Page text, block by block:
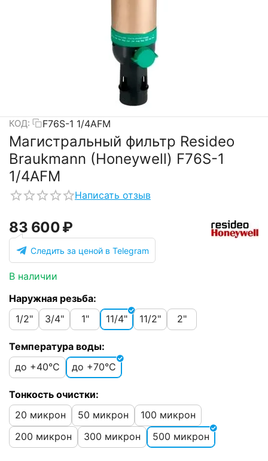
КОД: F76S-1 1/4AFM
Магистральный фильтр Resideo
Braukmann (Honeywell) F76S-1
1/4AFM
Написать отзыв
83 600₽
Следить за ценой в Telegram
В наличии
Наружная резьба:
1/2"
3/4" 1" 11/4" 11/2" 2"
Температура воды:
до +40°C
до +70°C
Тонкость очистки:
20 микрон
50 микрон
100 микрон
200 микрон
300 микрон 500 микрон